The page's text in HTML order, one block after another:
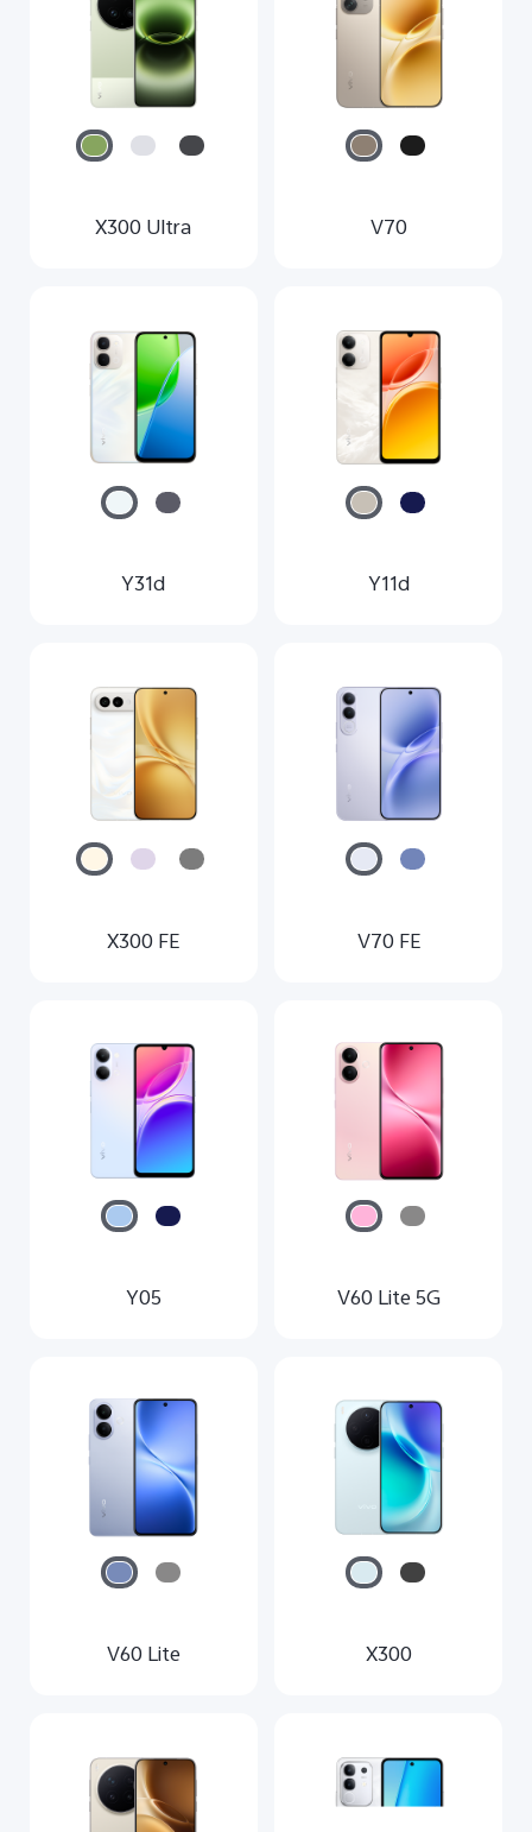
X300 Ultra V70
Y31d Y11d
X300 FE V70 FE
Y05 V60 Lite 5G
V60 Lite X300